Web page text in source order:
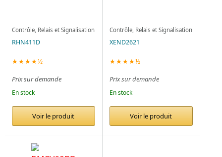
Contrôle, Relais et Signalisation
RHN411D
★★★★½
Prix sur demande
En stock
Voir le produit
Contrôle, Relais et Signalisation
XEND2621
★★★★½
Prix sur demande
En stock
Voir le produit